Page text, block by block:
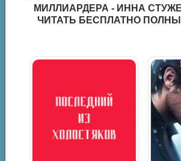
МИЛЛИАРДЕРА - ИННА
ЧИТАТЬ БЕСПЛАТНО